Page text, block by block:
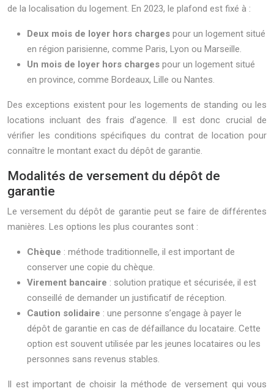
de la localisation du logement. En 2023, le plafond est fixé à :
Deux mois de loyer hors charges pour un logement situé
en région parisienne, comme Paris, Lyon ou Marseille.
Un mois de loyer hors charges pour un logement situé
en province, comme Bordeaux, Lille ou Nantes.
Des exceptions existent pour les logements de standing ou les
locations incluant des frais d’agence. Il est donc crucial de
vérifier les conditions spécifiques du contrat de location pour
connaître le montant exact du dépôt de garantie.
Modalités de versement du dépôt de
garantie
Le versement du dépôt de garantie peut se faire de différentes
manières. Les options les plus courantes sont :
Chèque : méthode traditionnelle, il est important de
conserver une copie du chèque.
Virement bancaire : solution pratique et sécurisée, il est
conseillé de demander un justificatif de réception.
Caution solidaire : une personne s’engage à payer le
dépôt de garantie en cas de défaillance du locataire. Cette
option est souvent utilisée par les jeunes locataires ou les
personnes sans revenus stables.
Il est important de choisir la méthode de versement qui vous